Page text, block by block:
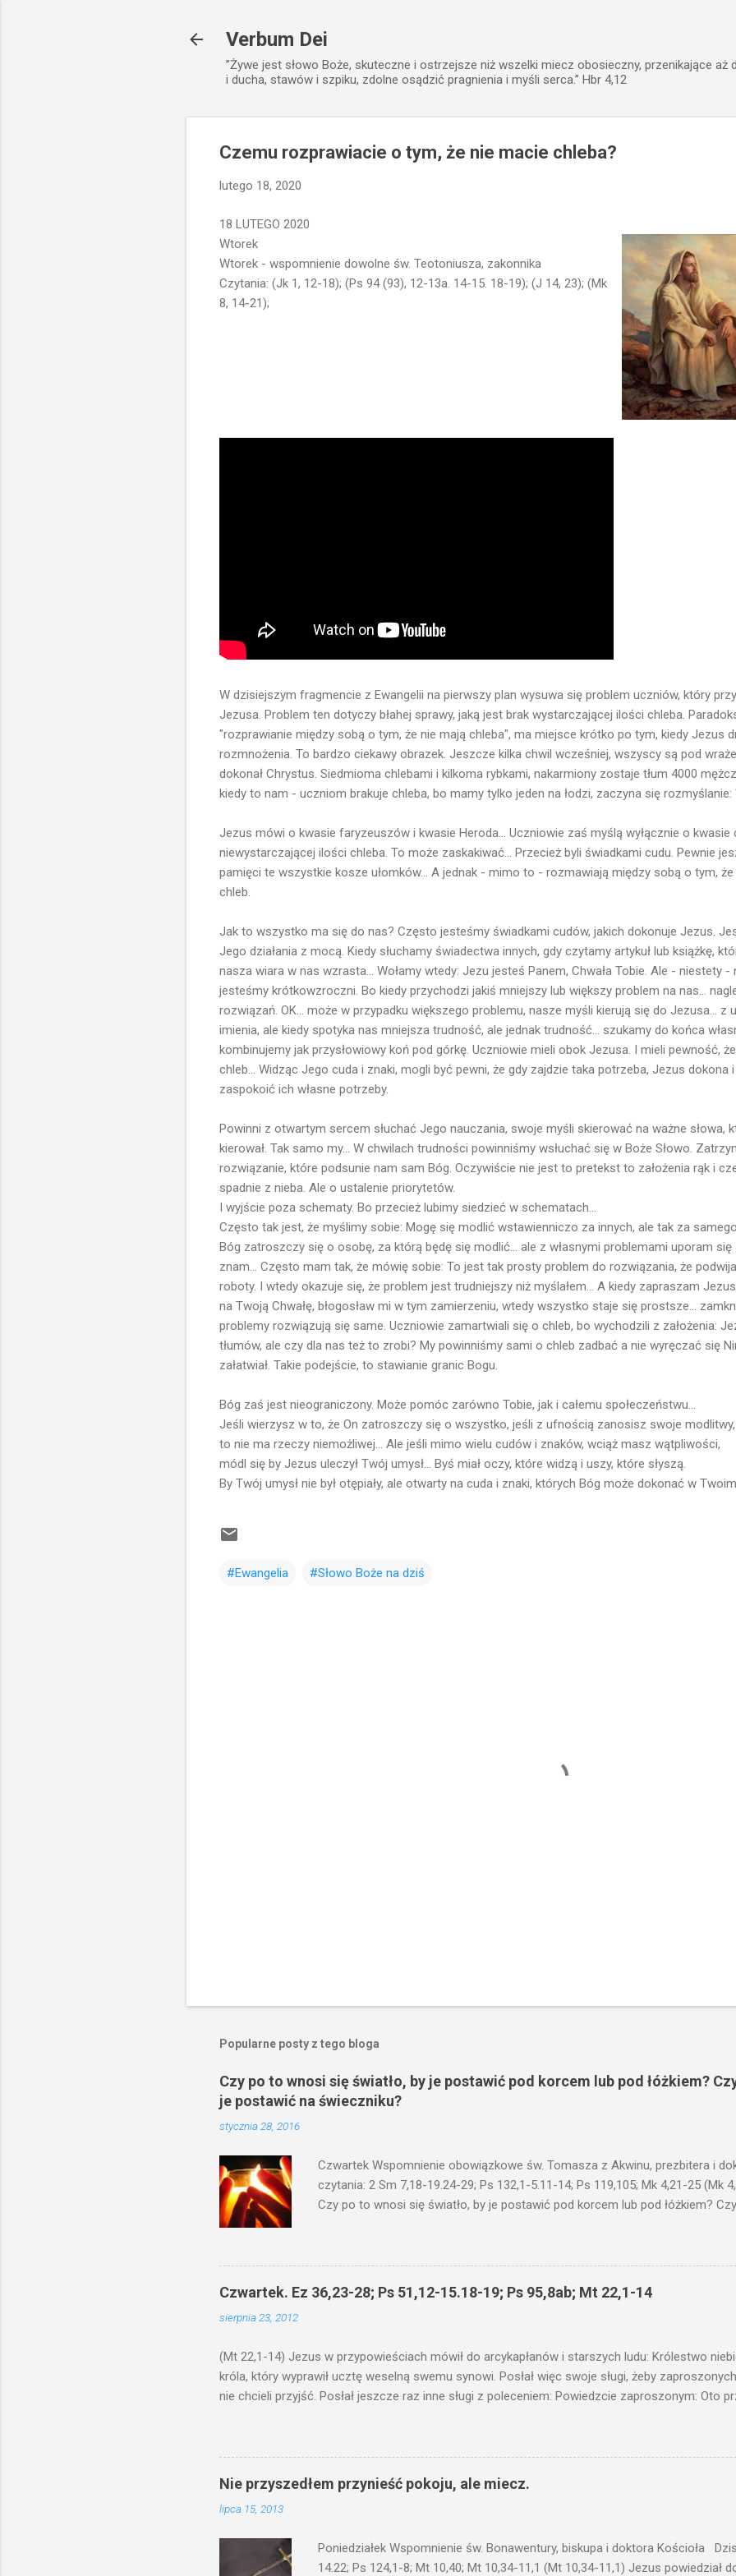
Verbum Dei
”Żywe jest słowo Boże, skuteczne i ostrzejsze niż wszelki miecz obosieczny, przenikające aż
i ducha, stawów i szpiku, zdolne osądzić pragnienia i myśli serca.” Hbr 4,12
Czemu rozprawiacie o tym, że nie macie chleba?
lutego 18, 2020
18 LUTEGO 2020
Wtorek
Wtorek - wspomnienie dowolne św. Teotoniusza, zakonnika
Czytania: (Jk 1, 12-18); (Ps 94 (93), 12-13a. 14-15. 18-19); (J 14, 23); (Mk
8, 14-21);
W dzisiejszym fragmencie z Ewangelii na pierwszy plan wysuwa się problem uczniów, który
Jezusa. Problem ten dotyczy błahej sprawy, jaką jest brak wystarczającej ilości chleba.
"rozprawianie między sobą o tym, że nie mają chleba", ma miejsce krótko po tym, kiedy Jezus
rozmnożenia. To bardzo ciekawy obrazek. Jeszcze kilka chwil wcześniej, wszyscy są pod
dokonał Chrystus. Siedmioma chlebami i kilkoma rybkami, nakarmiony zostaje tłum 4000
kiedy to nam - uczniom brakuje chleba, bo mamy tylko jeden na łodzi, zaczyna się
Jezus mówi o kwasie faryzeuszów i kwasie Heroda... Uczniowie zaś myślą wyłącznie o
niewystarczającej ilości chleba. To może zaskakiwać... Przecież byli świadkami cudu. Pewnie
pamięci te wszystkie kosze ułomków... A jednak - mimo to - rozmawiają między sobą o tym, że
chleb.
Jak to wszystko ma się do nas? Często jesteśmy świadkami cudów, jakich dokonuje Jezus.
Jego działania z mocą. Kiedy słuchamy świadectwa innych, gdy czytamy artykuł lub książkę,
nasza wiara w nas wzrasta... Wołamy wtedy: Jezu jesteś Panem, Chwała Tobie. Ale - niestety -
jesteśmy krótkowzroczni. Bo kiedy przychodzi jakiś mniejszy lub większy problem na nas...
rozwiązań. OK... może w przypadku większego problemu, nasze myśli kierują się do Jezusa...
imienia, ale kiedy spotyka nas mniejsza trudność, ale jednak trudność... szukamy do końca
kombinujemy jak przysłowiowy koń pod górkę. Uczniowie mieli obok Jezusa. I mieli pewność,
chleb... Widząc Jego cuda i znaki, mogli być pewni, że gdy zajdzie taka potrzeba, Jezus
zaspokoić ich własne potrzeby.
Powinni z otwartym sercem słuchać Jego nauczania, swoje myśli skierować na ważne słowa,
kierował. Tak samo my... W chwilach trudności powinniśmy wsłuchać się w Boże Słowo.
rozwiązanie, które podsunie nam sam Bóg. Oczywiście nie jest to pretekst to założenia rąk i
spadnie z nieba. Ale o ustalenie priorytetów.
I wyjście poza schematy. Bo przecież lubimy siedzieć w schematach...
Często tak jest, że myślimy sobie: Mogę się modlić wstawienniczo za innych, ale tak za
Bóg zatroszczy się o osobę, za którą będę się modlić... ale z własnymi problemami uporam
znam... Często mam tak, że mówię sobie: To jest tak prosty problem do rozwiązania, że
roboty. I wtedy okazuje się, że problem jest trudniejszy niż myślałem... A kiedy zapraszam
na Twoją Chwałę, błogosław mi w tym zamierzeniu, wtedy wszystko staje się prostsze...
problemy rozwiązują się same. Uczniowie zamartwiali się o chleb, bo wychodzili z założenia:
tłumów, ale czy dla nas też to zrobi? My powinniśmy sami o chleb zadbać a nie wyręczać się
załatwiał. Takie podejście, to stawianie granic Bogu.
Bóg zaś jest nieograniczony. Może pomóc zarówno Tobie, jak i całemu społeczeństwu...
Jeśli wierzysz w to, że On zatroszczy się o wszystko, jeśli z ufnością zanosisz swoje modlitwy,
to nie ma rzeczy niemożliwej... Ale jeśli mimo wielu cudów i znaków, wciąż masz wątpliwości,
módl się by Jezus uleczył Twój umysł... Byś miał oczy, które widzą i uszy, które słyszą.
By Twój umysł nie był otępiały, ale otwarty na cuda i znaki, których Bóg może dokonać w
#Ewangelia #Słowo Boże na dziś
Popularne posty z tego bloga
Czy po to wnosi się światło, by je postawić pod korcem lub pod łóżkiem?
je postawić na świeczniku?
stycznia 28, 2016
Czwartek Wspomnienie obowiązkowe św. Tomasza z Akwinu, prezbitera i
czytania: 2 Sm 7,18-19.24-29; Ps 132,1-5.11-14; Ps 119,105; Mk 4,21-25 (Mk
Czy po to wnosi się światło, by je postawić pod korcem lub pod łóżkiem?
niechaj słucha. I mówił im: Uważajcie na to, czego słuchacie. Taką samą
odmierzą wam i jeszcze wam dołożą. Bo kto ma, temu będzie dane; a kto
ma. W dzisiejszym fragmencie z Ewangelii Jezus kontynuuje przypowieści....
by je postawić pod korcem lub pod łóżkiem? Czy nie po to, aby je postawić
Czwartek. Ez 36,23-28; Ps 51,12-15.18-19; Ps 95,8ab; Mt 22,1-14
sierpnia 23, 2012
(Mt 22,1-14) Jezus w przypowieściach mówił do arcykapłanów i starszych ludu: Królestwo
króla, który wyprawił ucztę weselną swemu synowi. Posłał więc swoje sługi, żeby
nie chcieli przyjść. Posłał jeszcze raz inne sługi z poleceniem: Powiedzcie zaproszonym: Oto
swoje pole, drugi do swego kupiectwa, a inni pochwycili jego sługi i znieważywszy [ich],
gniewem. Posłał swe wojska i kazał wytracić owych zabójców, a miasto ich spalić. Wtedy
wprawdzie jest gotowa, lecz zaproszeni nie byli jej godni. Idźcie więc na rozstajne drogi i
których spotkacie. Słudzy ci wyszli na drogi i sprowadzili wszystkich, których napotkali: złych i
biesiadnikami. Wszedł król, żeby się pr...
Nie przyszedłem przynieść pokoju, ale miecz.
lipca 15, 2013
Poniedziałek Wspomnienie św. Bonawentury, biskupa i doktora Kościoła
14.22; Ps 124,1-8; Mt 10,40; Mt 10,34-11,1 (Mt 10,34-11,1) Jezus powiedział